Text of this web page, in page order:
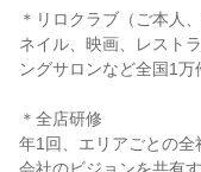
＊リロクラブ（ご本人
ネイル、映画、レスト
ングサロンなど全国1
＊全店研修
年1回、エリアごとの全